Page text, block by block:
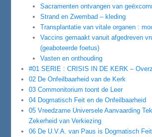
Sacramenten ontvangen van
Strand en Zwembad – kleding
Transplantatie van vitale organen :
Vaccins gemaakt vanuit afgedreven
(geaboteerde foetus)
Vasten en onthouding
#01 SERIE : CRISIS IN DE KERK –
02 De Onfeilbaarheid van de Kerk
03 Commonitorium toont de Leer
04 Dogmatisch Feit en de Onfeilbaarheid
05 Vreedzame Universele Aanvaarding
Zekerheid van Verkiezing
06 De U.V.A. van Paus is Dogmatisch Feit